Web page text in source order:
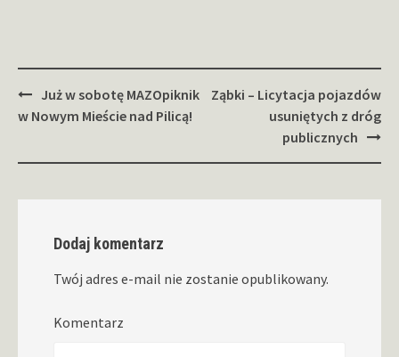
Zobacz
wpisy
Już w sobotę MAZOpiknik
w Nowym Mieście nad Pilicą!
Ząbki – Licytacja pojazdów
usuniętych z dróg
publicznych
Dodaj komentarz
Twój adres e-mail nie zostanie opublikowany.
Komentarz